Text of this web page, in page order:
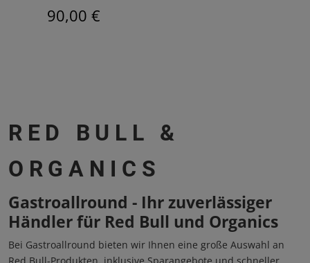
90,00 €
RED BULL &
ORGANICS
Gastroallround - Ihr zuverlässiger
Händler für Red Bull und Organics
Bei Gastroallround bieten wir Ihnen eine große Auswahl an